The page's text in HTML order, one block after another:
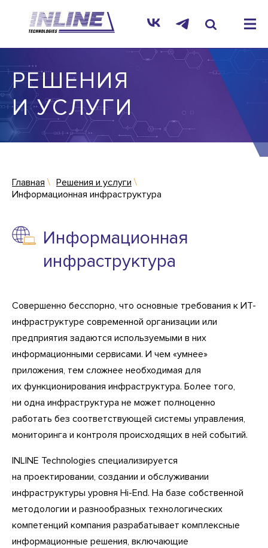
РЕШЕНИЯ
И УСЛУГИ
Главная
Решения и услуги
Информационная инфраструктура
Информационная
инфраструктура
Совершенно бесспорно, что основные требования к ИТ-
инфраструктуре современной организации или
предприятия задаются используемыми в них
информационными сервисами. И чем «умнее»
приложения, тем сложнее необходимая для
их функционирования инфраструктура. Более того,
ни одна инфраструктура не может полноценно
работать без соответствующей системы управления,
мониторинга и контроля происходящих в ней событий.
INLINE Technologies специализируется
на проектировании, создании и обслуживании
инфраструктуры уровня Hi-End. На базе собственной
методологии и разнообразных технологических
компетенций компания разрабатывает комплексные
информационные решения, включающие